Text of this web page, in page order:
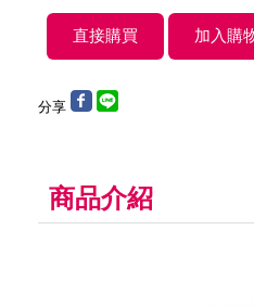
分享
商品介紹